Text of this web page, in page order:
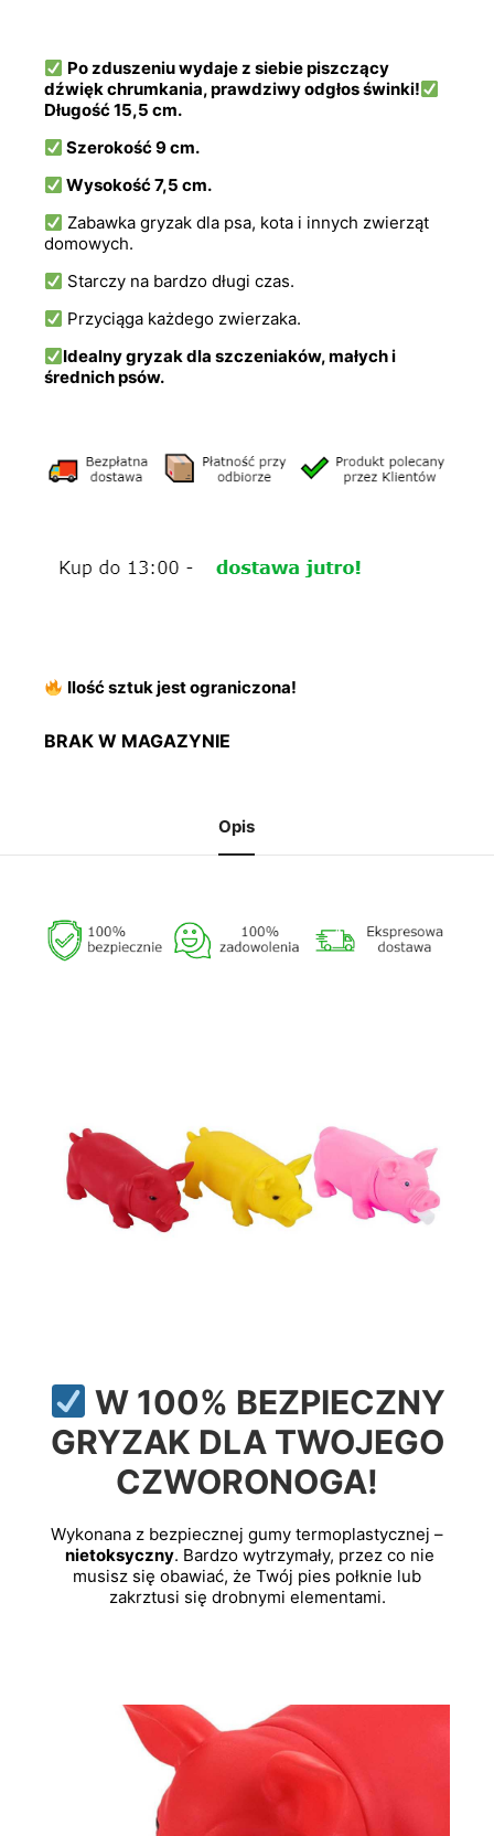
Po zduszeniu wydaje z siebie piszczący
dźwięk chrumkania, prawdziwy odgłos świnki!
Długość 15,5 cm.
Szerokość 9 cm.
Wysokość 7,5 cm.
Zabawka gryzak dla psa, kota i innych zwierząt
domowych.
Starczy na bardzo długi czas.
Przyciąga każdego zwierzaka.
Idealny gryzak dla szczeniaków, małych i
średnich psów.
Ilość sztuk jest ograniczona!
BRAK W MAGAZYNIE
Opis
W 100% BEZPIECZNY
GRYZAK DLA TWOJEGO
CZWORONOGA!
Wykonana z bezpiecznej gumy termoplastycznej –
nietoksyczny. Bardzo wytrzymały, przez co nie
musisz się obawiać, że Twój pies połknie lub
zakrztusi się drobnymi elementami.